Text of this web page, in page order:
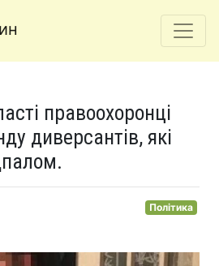
правоохоронці
диверсантів, які
Політика